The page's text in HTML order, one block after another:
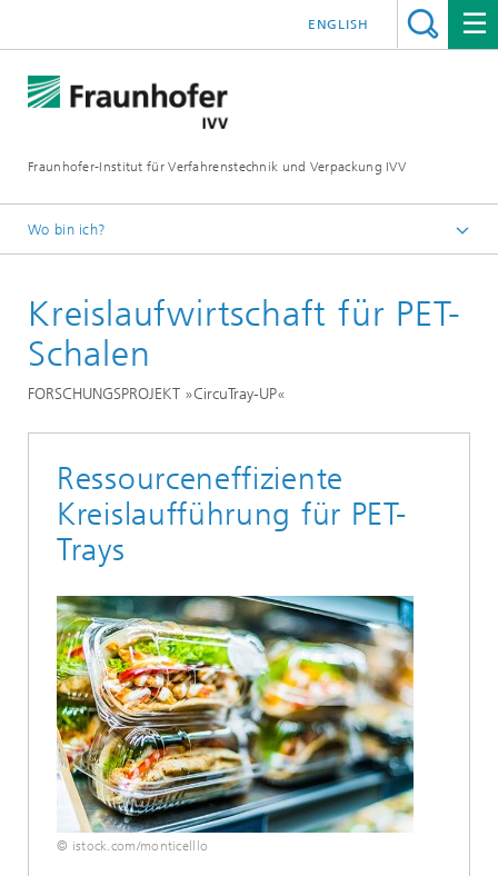
Fraunhofer-Institut für Verfahrenstechnik und Verpackung IVV
ENGLISH
Wo bin ich?
Recycling und Umwelt
Recycling Verpackungen
Kreislaufwirtschaft für PET-
Schalen
FORSCHUNGSPROJEKT »CircuTray-UP«
Ressourceneffiziente
Kreislaufführung für PET-
Trays
© istock.com/monticelllo